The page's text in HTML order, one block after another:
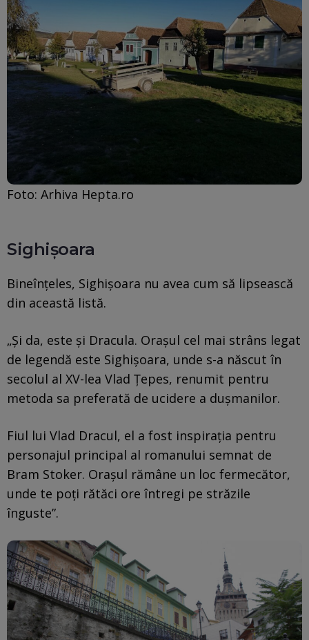
Foto: Arhiva Hepta.ro
Sighișoara
Bineînțeles, Sighișoara nu avea cum să lipsească
din această listă.
„Și da, este și Dracula. Orașul cel mai strâns legat
de legendă este Sighișoara, unde s-a născut în
secolul al XV-lea Vlad Țepes, renumit pentru
metoda sa preferată de ucidere a dușmanilor.
Fiul lui Vlad Dracul, el a fost inspirația pentru
personajul principal al romanului semnat de
Bram Stoker. Orașul rămâne un loc fermecător,
unde te poți rătăci ore întregi pe străzile
înguste”.